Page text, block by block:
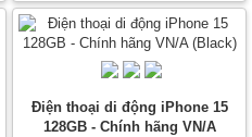
Điện thoại di động iPhone 15
128GB - Chính hãng VN/A